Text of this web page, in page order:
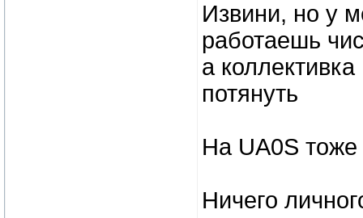
Извини, но у
работаешь
а
потянуть
На UA0S тоже
Ничего